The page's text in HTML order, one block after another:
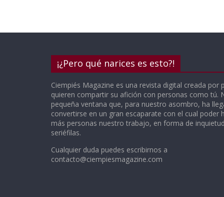
¡¿Pero qué narices es esto?!
Ciempiés Magazine es una revista digital creada por
quieren compartir su afición con personas como tú.
pequeña ventana que, para nuestro asombro, ha
convertirse en un gran escaparate con el cual poder
más personas nuestro trabajo, en forma de
seriéfilas.
Cualquier duda puedes escribirnos a
contacto@ciempiesmagazine.com